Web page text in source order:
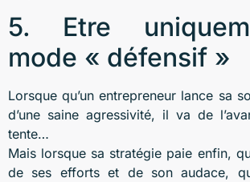
5. Etre
mode « défensif »
Lorsque qu’un entrepreneur lance sa
d’une saine agressivité, il va de
tente…
Mais lorsque sa stratégie paie enfin,
de ses efforts et de son audace,